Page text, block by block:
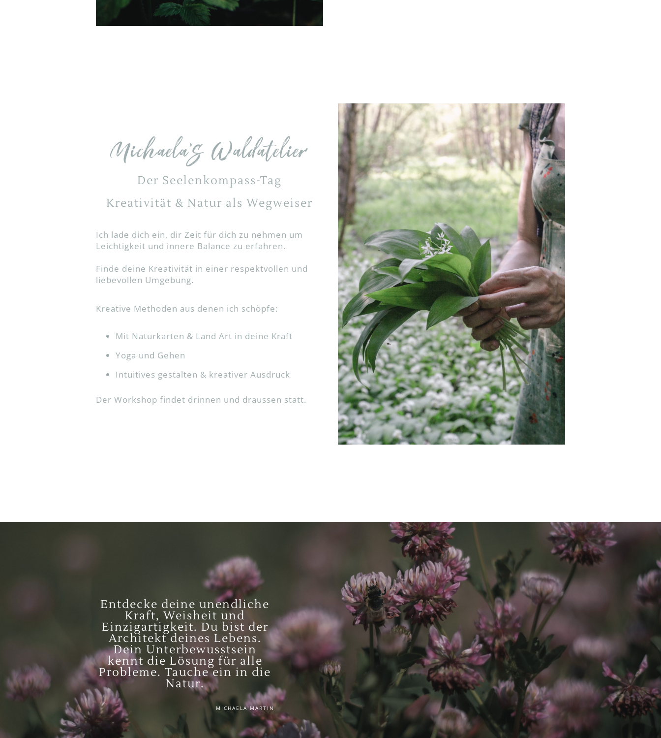
Michaela’s Waldatelier
Der Seelenkompass-Tag
Kreativität & Natur als Wegweiser
Ich lade dich ein, dir Zeit für dich zu nehmen um
Leichtigkeit und innere Balance zu erfahren.
Finde deine Kreativität in einer respektvollen und
liebevollen Umgebung.
Kreative Methoden aus denen ich schöpfe:
Mit Naturkarten & Land Art in deine Kraft
Yoga und Gehen
Intuitives gestalten & kreativer Ausdruck
Der Workshop findet drinnen und draussen statt.
Entdecke deine unendliche
Kraft, Weisheit und
Einzigartigkeit. Du bist der
Architekt deines Lebens.
Dein Unterbewusstsein
kennt die Lösung für alle
Probleme. Tauche ein in die
Natur.
MICHAELA MARTIN